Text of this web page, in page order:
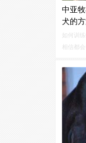
中亚
犬的
如何训
相信都
训练中
面小编